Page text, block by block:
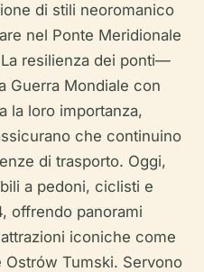
di stili neoromanico
nel Ponte Meridionale
resilienza dei ponti—
Guerra Mondiale con
la loro importanza,
che continuino
di trasporto. Oggi,
a pedoni, ciclisti e
offrendo panorami
iconiche come
Ostrów Tumski. Servono